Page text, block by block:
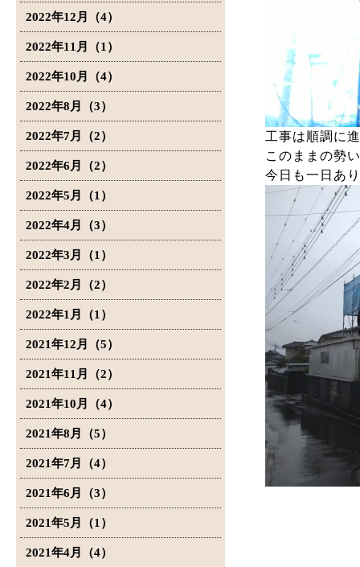
2022年12月（4）
2022年11月（1）
2022年10月（4）
2022年8月（3）
2022年7月（2）
2022年6月（2）
2022年5月（1）
2022年4月（3）
2022年3月（1）
2022年2月（2）
2022年1月（1）
2021年12月（5）
2021年11月（2）
2021年10月（4）
2021年8月（5）
2021年7月（4）
2021年6月（3）
2021年5月（1）
2021年4月（4）
工事は順調に
このままの勢
今日も一日あ